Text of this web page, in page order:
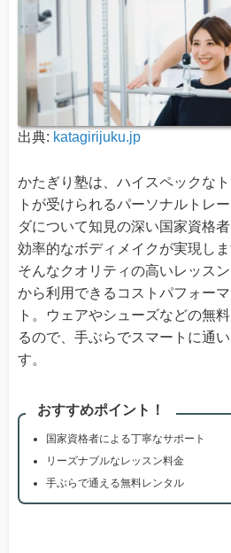
出典: katagirijuku.jp
かたぎり塾は、ハイスペックな
トが受けられるパーソナルトレ
ダについて知見の深い国家資格
効率的なボディメイクが実現しま
そんなクオリティの高いレッス
から利用できるコストパフォー
ト。ウェアやシューズなどの無
るので、手ぶらでスマートに通
す。
おすすめポイント！
国家資格者による丁寧なサポート
リーズナブルなレッスン料金
手ぶらで通える無料レンタル